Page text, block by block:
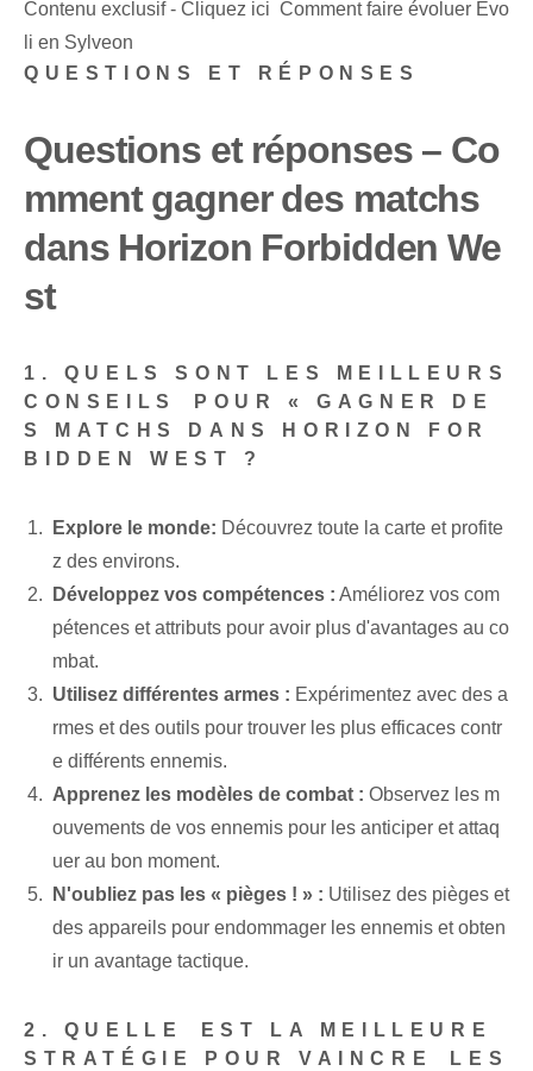
Contenu exclusif - Cliquez ici Comment faire évoluer Évo
li en Sylveon
QUESTIONS ET RÉPONSES
Questions et réponses – Co
mment gagner des matchs
dans Horizon Forbidden We
st
1. QUELS SONT LES MEILLEURS
CONSEILS⁢ POUR « GAGNER DE
S MATCHS DANS HORIZON FOR
BIDDEN WEST ?
Explore le monde: Découvrez toute la carte et profite
z des environs.
Développez vos compétences : Améliorez vos ⁤com
pétences et‍ attributs pour avoir plus d'avantages au co
mbat.
Utilisez différentes armes : Expérimentez avec des a
rmes et des outils pour trouver les plus efficaces contr
e différents ennemis.
Apprenez les modèles de combat : Observez les m
ouvements de vos ennemis pour les anticiper et attaq
uer au bon moment.
N'oubliez pas les « pièges ! » : Utilisez des pièges et
des appareils pour endommager les ennemis et obten
ir un avantage tactique.
2. QUELLE⁤ EST LA MEILLEURE
STRATÉGIE POUR VAINCRE⁣ LES